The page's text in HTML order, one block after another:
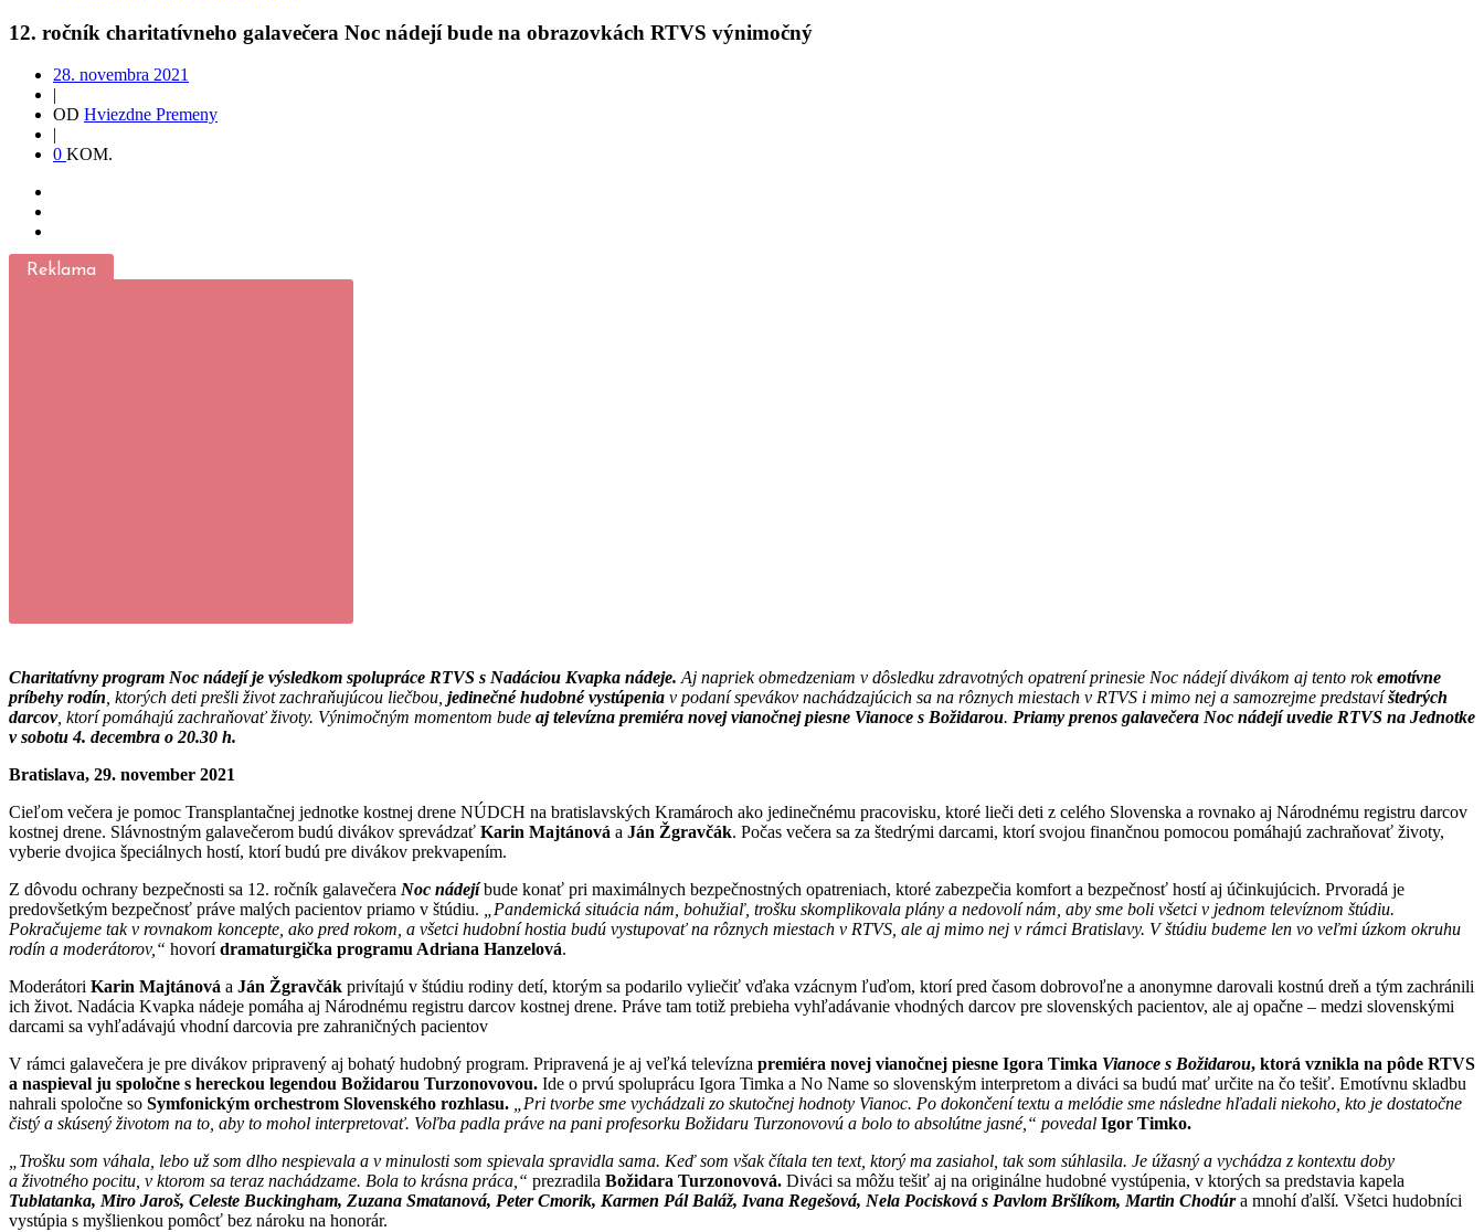
12. ročník charitatívneho galavečera Noc nádejí bude na obrazovkách RTVS výnimočný
28. novembra 2021
|
OD Hviezdne Premeny
|
0 KOM.
Charitatívny program Noc nádejí je výsledkom spolupráce RTVS s Nadáciou Kvapka nádeje. Aj napriek obmedzeniam v dôsledku zdravotných opatrení prinesie Noc nádejí divákom aj tento rokemotívne
príbehy rodín , ktorých deti prešli život zachraňujúcou liečbou, jedinečné hudobné vystúpenia v podaní spevákov nachádzajúcich sa na rôznych miestach v RTVS i mimo nej a samozrejme predstavíštedrých
darcov, ktorí pomáhajú zachraňovať životy. Výnimočným momentom bude aj televízna premiéra novej vianočnej piesne Vianoce s Božidarou. Priamy prenos galavečera Noc nádejí uvedie RTVS na Jednotke
v sobotu 4. decembra o 20.30 h.
Bratislava, 29. november 2021
Cieľom večera je pomoc Transplantačnej jednotke kostnej drene NÚDCH na bratislavských Kramároch ako jedinečnému pracovisku, ktoré lieči deti z celého Slovenska a rovnako aj Národnému registru darcov
kostnej drene. Slávnostným galavečerom budú divákov sprevádzať Karin Majtánová a Ján Žgravčák. Počas večera sa za štedrými darcami, ktorí svojou finančnou pomocou pomáhajú zachraňovať životy,
vyberie dvojica špeciálnych hostí, ktorí budú pre divákov prekvapením.
Z dôvodu ochrany bezpečnosti sa 12. ročník galavečera Noc nádejíbude konať pri maximálnych bezpečnostných opatreniach, ktoré zabezpečia komfort a bezpečnosť hostí aj účinkujúcich. Prvoradá je
predovšetkým bezpečnosť práve malých pacientov priamo v štúdiu.
„Pandemická situácia nám, bohužiaľ, trošku skomplikovala plány a nedovolí nám, aby sme boli všetci v jednom televíznom štúdiu.
Pokračujeme tak v rovnakom koncepte, ako pred rokom, a všetci hudobní hostia budú vystupovať na rôznych miestach v RTVS, ale aj mimo nej v rámci Bratislavy. V štúdiu budeme len vo veľmi úzkom okruhu
rodín a moderátorov,“ hovorídramaturgička programu Adriana Hanzelová.
Moderátori Karin Majtánová a Ján Žgravčák privítajú v štúdiu rodiny detí, ktorým sa podarilo vyliečiť vďaka vzácnym ľuďom, ktorí pred časom dobrovoľne a anonymne darovali kostnú dreň a tým zachránili
ich život. Nadácia Kvapka nádeje pomáha aj Národnému registru darcov kostnej drene. Práve tam totiž prebieha vyhľadávanie vhodných darcov pre slovenských pacientov, ale aj opačne – medzi slovenskými
darcami sa vyhľadávajú vhodní darcovia pre zahraničných pacientov
V rámci galavečera je pre divákov pripravený aj bohatý hudobný program. Pripravená je aj veľká televízna premiéra novej vianočnej piesne Igora Timka Vianoce s Božidarou, ktorá vznikla na pôde RTVS
a naspieval ju spoločne s hereckou legendou Božidarou Turzonovovou. Ide o prvú spoluprácu Igora Timka a No Name so slovenským interpretom a diváci sa budú mať určite na čo tešiť. Emotívnu skladbu
nahrali spoločne so Symfonickým orchestrom Slovenského rozhlasu.
„Pri tvorbe sme vychádzali zo skutočnej hodnoty Vianoc. Po dokončení textu a melódie sme následne hľadali niekoho, kto je dostatočne
čistý a skúsený životom na to, aby to mohol interpretovať. Voľba padla práve na pani profesorku Božidaru Turzonovovú a bolo to absolútne jasné,“ povedal Igor Timko.
„Trošku som váhala, lebo už som dlho nespievala a v minulosti som spievala spravidla sama. Keď som však čítala ten text, ktorý ma zasiahol, tak som súhlasila. Je úžasný a vychádza z kontextu doby
a životného pocitu, v ktorom sa teraz nachádzame. Bola to krásna práca,“ prezradila Božidara Turzonovová. Diváci sa môžu tešiť aj na originálne hudobné vystúpenia, v ktorých sa predstavia kapela
Tublatanka, Miro Jaroš, Celeste Buckingham, Zuzana Smatanová, Peter Cmorik, Karmen Pál Baláž, Ivana Regešová, Nela Pocisková s Pavlom Bršlíkom, Martin Chodúra mnohí ďalší. Všetci hudobníci
vystúpia s myšlienkou pomôcť bez nároku na honorár.